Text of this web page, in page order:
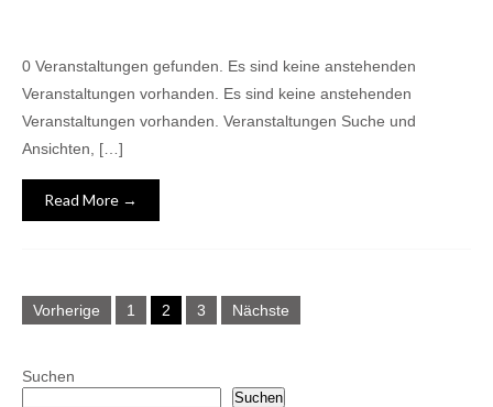
0 Veranstaltungen gefunden. Es sind keine anstehenden
Veranstaltungen vorhanden. Es sind keine anstehenden
Veranstaltungen vorhanden. Veranstaltungen Suche und
Ansichten, […]
Read More →
Seitennummerierung
der
Beiträge
Vorherige 1 2 3 Nächste
Suchen
Suchen